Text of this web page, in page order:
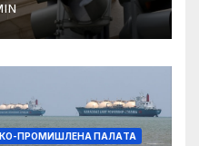
дело с
ПРОМИШЛЕНА ПАЛAТА